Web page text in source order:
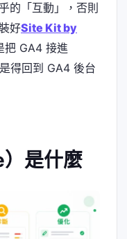
的「互動」，否則
好Site Kit by
把 GA4 接進
得回到 GA4 後台
是什麼